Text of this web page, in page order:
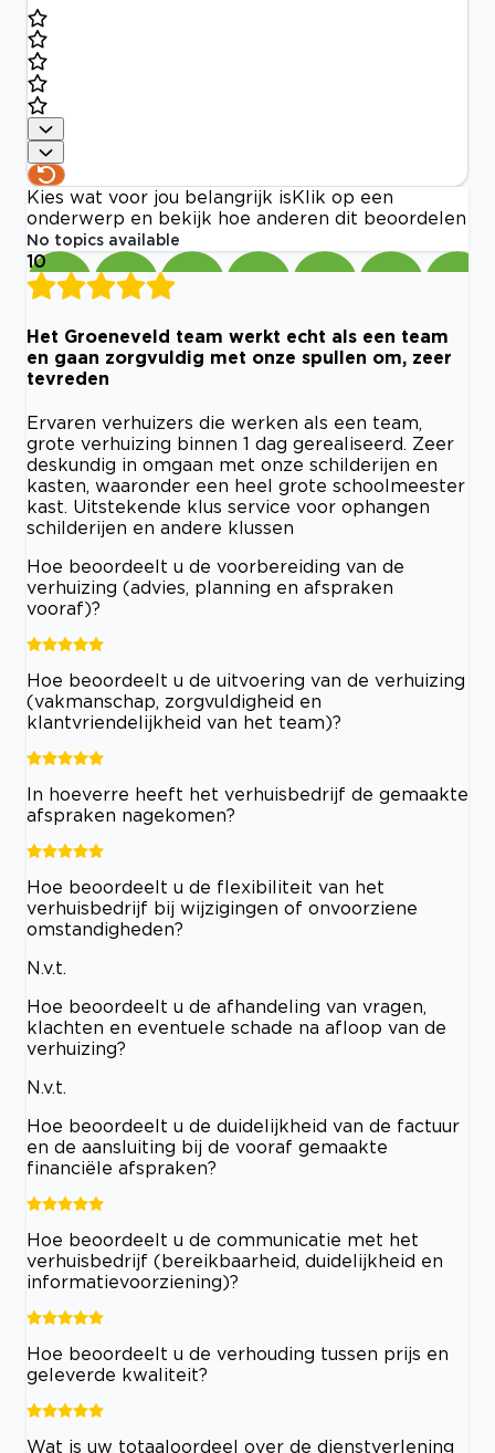
Kies wat voor jou belangrijk is Klik op een
onderwerp en bekijk hoe anderen dit beoordelen
No topics available
10
Het Groeneveld team werkt echt als een team
en gaan zorgvuldig met onze spullen om, zeer
tevreden
Ervaren verhuizers die werken als een team,
grote verhuizing binnen 1 dag gerealiseerd. Zeer
deskundig in omgaan met onze schilderijen en
kasten, waaronder een heel grote schoolmeester
kast. Uitstekende klus service voor ophangen
schilderijen en andere klussen
Hoe beoordeelt u de voorbereiding van de
verhuizing (advies, planning en afspraken
vooraf)?
Hoe beoordeelt u de uitvoering van de verhuizing
(vakmanschap, zorgvuldigheid en
klantvriendelijkheid van het team)?
In hoeverre heeft het verhuisbedrijf de gemaakte
afspraken nagekomen?
Hoe beoordeelt u de flexibiliteit van het
verhuisbedrijf bij wijzigingen of onvoorziene
omstandigheden?
N.v.t.
Hoe beoordeelt u de afhandeling van vragen,
klachten en eventuele schade na afloop van de
verhuizing?
N.v.t.
Hoe beoordeelt u de duidelijkheid van de factuur
en de aansluiting bij de vooraf gemaakte
financiële afspraken?
Hoe beoordeelt u de communicatie met het
verhuisbedrijf (bereikbaarheid, duidelijkheid en
informatievoorziening)?
Hoe beoordeelt u de verhouding tussen prijs en
geleverde kwaliteit?
Wat is uw totaaloordeel over de dienstverlening